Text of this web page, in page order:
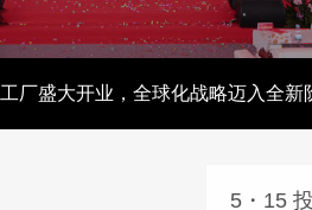
厂盛大开业，全球化战略迈入全新